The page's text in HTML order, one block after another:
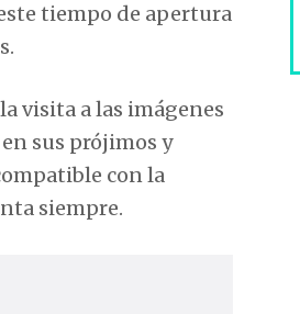
tiempo de apertura
visita a las imágenes
sus prójimos y
con la
siempre.